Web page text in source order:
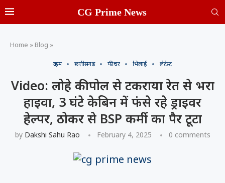
CG Prime News
Home » Blog »
क्राइम छत्तीसगढ़ फीचर भिलाई लेटेस्ट
Video: लोहे की पोल से टकराया रेत से भरा
हाइवा, 3 घंटे केबिन में फंसे रहे ड्राइवर
हेल्पर, ठोकर से BSP कर्मी का पैर टूटा
by Dakshi Sahu Rao February 4, 2025 0 comments